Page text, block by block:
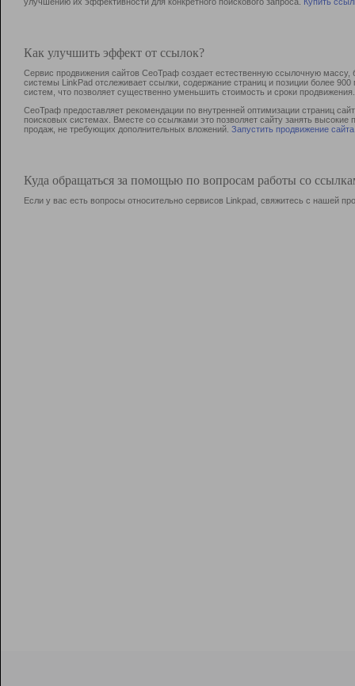
улучшению их эффективности для конкретного поискового запроса. Купить
Как улучшить эффект от ссылок?
Сервис продвижения сайтов СеоТраф создает естественную ссылочную
системы LinkPad отслеживает ссылки, содержание страниц и позиции более
систем, что позволяет существенно уменьшить стоимость и сроки продвижения.
СеоТраф предоставляет рекомендации по внутренней оптимизации страниц
поисковых системах. Вместе со ссылками это позволяет сайту занять
продаж, не требующих дополнительных вложений. Запустить продвижение сайта
Куда обращаться за помощью по вопросам работы со
Если у вас есть вопросы относительно сервисов Linkpad, свяжитесь с нашей